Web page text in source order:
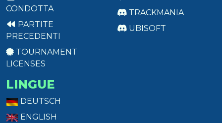
CONDOTTA
PARTITE
PRECEDENTI
TOURNAMENT
LICENSES
TRACKMANIA
UBISOFT
LINGUE
DEUTSCH
ENGLISH